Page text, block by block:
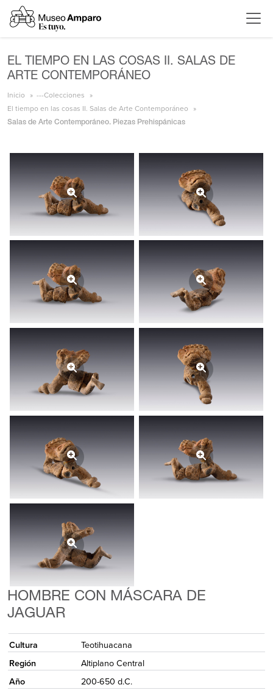
EL TIEMPO EN LAS COSAS II. SALAS DE
ARTE CONTEMPORÁNEO
Inicio
---Colecciones
El tiempo en las cosas II. Salas de Arte Contemporáneo
Salas de Arte Contemporáneo. Piezas Prehispánicas
HOMBRE CON MÁSCARA DE
JAGUAR
Cultura
Teotihuacana
Región
Altiplano Central
Año
200-650 d.C.